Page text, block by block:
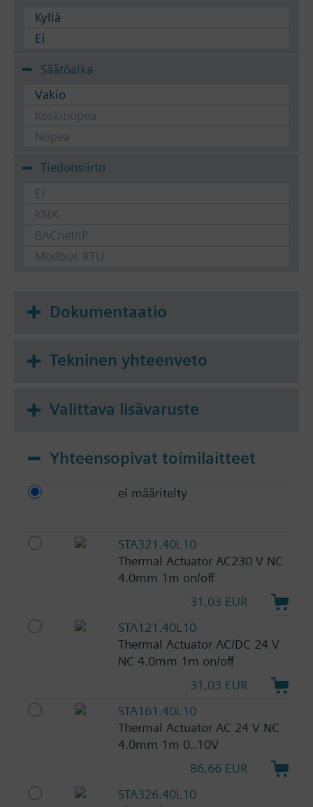
Kyllä
Ei
Säätöaika
Vakio
Keskinopea
Nopea
Tiedonsiirto
Ei
KNX
BACnet/IP
Modbus RTU
Dokumentaatio
Tekninen yhteenveto
Valittava lisävaruste
Yhteensopivat toimilaitteet
ei määritelty
STA321.40L10
Thermal Actuator AC230 V NC
4.0mm 1m on/off
31,03 EUR
STA121.40L10
Thermal Actuator AC/DC 24 V
NC 4.0mm 1m on/off
31,03 EUR
STA161.40L10
Thermal Actuator AC 24 V NC
4.0mm 1m 0..10V
86,66 EUR
STA326.40L10